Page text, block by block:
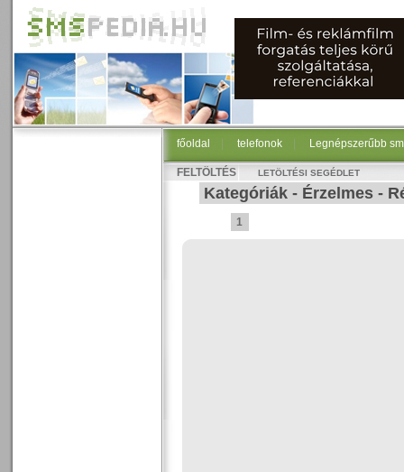
főoldal telefonok Legnépszerűbb
FELTÖLTÉS LETÖLTÉSI SEGÉDLET
Kategóriák - Érzelmes -
1